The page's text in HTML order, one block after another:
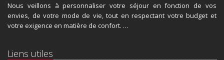
Nous veillons à personnaliser votre séjour en fonction de vos
envies, de votre mode de vie, tout en respectant votre budget et
votre exigence en matière de confort. …
Liens utiles